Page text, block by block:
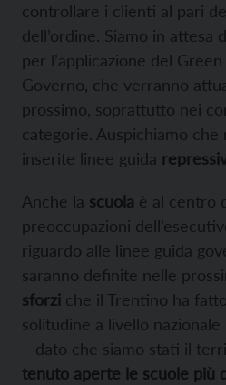
controllare i clienti al pari
dell’ordine. Siamo in attesa
per l’applicazione del
Governo, che verranno
prossimo, soprattutto nei
categorie. Auspichiamo che
inserite linee guida
Anche la scuola è al centro
preoccupazioni
riguardo alle linee guida
saranno definite nelle
sforzi che il Trentino ha
solitudine a livello
– dato che siamo stati il
tenuto aperte le scuole più